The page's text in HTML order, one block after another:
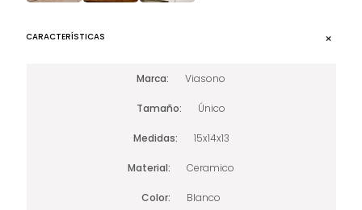
CARACTERÍSTICAS
Marca Viasono
Tamaño Único
Medidas 15x14x13
Material Ceramico
Color Blanco